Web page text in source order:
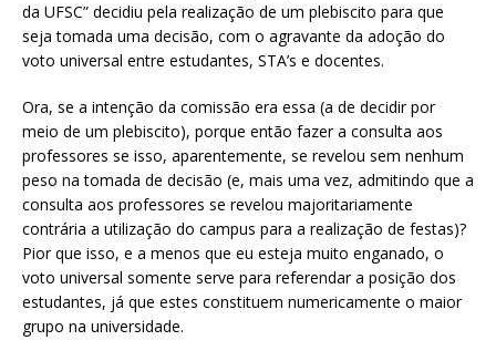
da UFSC” decidiu pela realização de um plebiscito para que
seja tomada uma decisão, com o agravante da adoção do
voto universal entre estudantes, STA’s e docentes.
Ora, se a intenção da comissão era essa (a de decidir por
meio de um plebiscito), porque então fazer a consulta aos
professores se isso, aparentemente, se revelou sem nenhum
peso na tomada de decisão (e, mais uma vez, admitindo que a
consulta aos professores se revelou majoritariamente
contrária a utilização do campus para a realização de festas)?
Pior que isso, e a menos que eu esteja muito enganado, o
voto universal somente serve para referendar a posição dos
estudantes, já que estes constituem numericamente o maior
grupo na universidade.